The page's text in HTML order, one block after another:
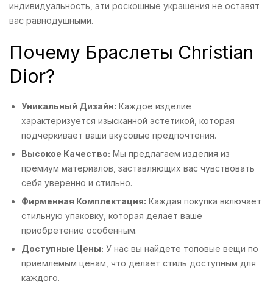
индивидуальность, эти роскошные украшения не оставят
вас равнодушными.
Почему Браслеты Christian
Dior?
Уникальный Дизайн: Каждое изделие
характеризуется изысканной эстетикой, которая
подчеркивает ваши вкусовые предпочтения.
Высокое Качество: Мы предлагаем изделия из
премиум материалов, заставляющих вас чувствовать
себя уверенно и стильно.
Фирменная Комплектация: Каждая покупка включает
стильную упаковку, которая делает ваше
приобретение особенным.
Доступные Цены: У нас вы найдете топовые вещи по
приемлемым ценам, что делает стиль доступным для
каждого.